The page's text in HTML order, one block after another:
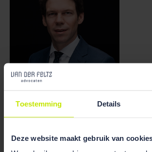
Toestemming Details
Deze website maakt gebruik van
Ruben Wiegerink